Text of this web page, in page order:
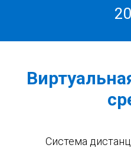
Система